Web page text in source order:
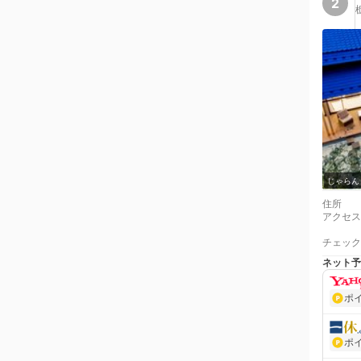
2
じゃらん
住所
アクセス
チェッ
ネット
ポ
ポ